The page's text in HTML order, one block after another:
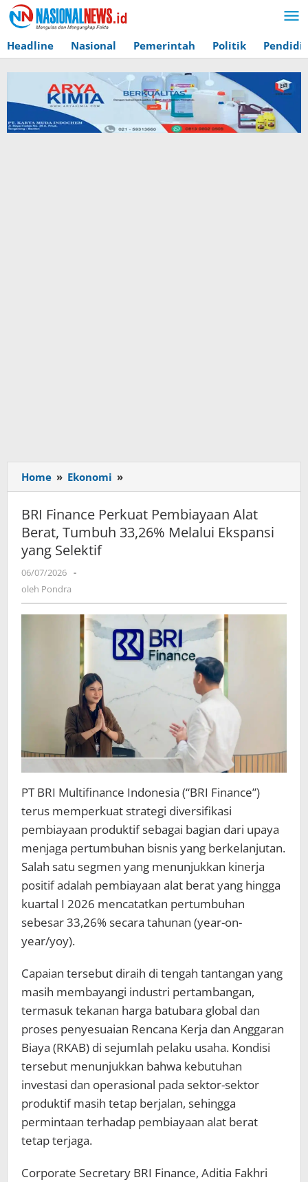
Lewati
ke
konten
Headline Nasional Pemerintah Politik
Home » Ekonomi »
Finance
Perkuat
Pembiayaan
Alat
Ekspansi
yang
Selektif
BRI Finance Perkuat Pembiayaan Alat
Berat, Tumbuh 33,26% Melalui Ekspansi
yang Selektif
06/07/2026 oleh
-
oleh Pondra
PT BRI Multifinance Indonesia (“BRI Finance”)
terus memperkuat strategi diversifikasi
pembiayaan produktif sebagai bagian dari upaya
menjaga pertumbuhan bisnis yang berkelanjutan.
Salah satu segmen yang menunjukkan kinerja
positif adalah pembiayaan alat berat yang hingga
kuartal I 2026 mencatatkan pertumbuhan
sebesar 33,26% secara tahunan (year-on-
year/yoy).
Capaian tersebut diraih di tengah tantangan yang
masih membayangi industri pertambangan,
termasuk tekanan harga batubara global dan
proses penyesuaian Rencana Kerja dan Anggaran
Biaya (RKAB) di sejumlah pelaku usaha. Kondisi
tersebut menunjukkan bahwa kebutuhan
investasi dan operasional pada sektor-sektor
produktif masih tetap berjalan, sehingga
permintaan terhadap pembiayaan alat berat
tetap terjaga.
Corporate Secretary BRI Finance, Aditia Fakhri